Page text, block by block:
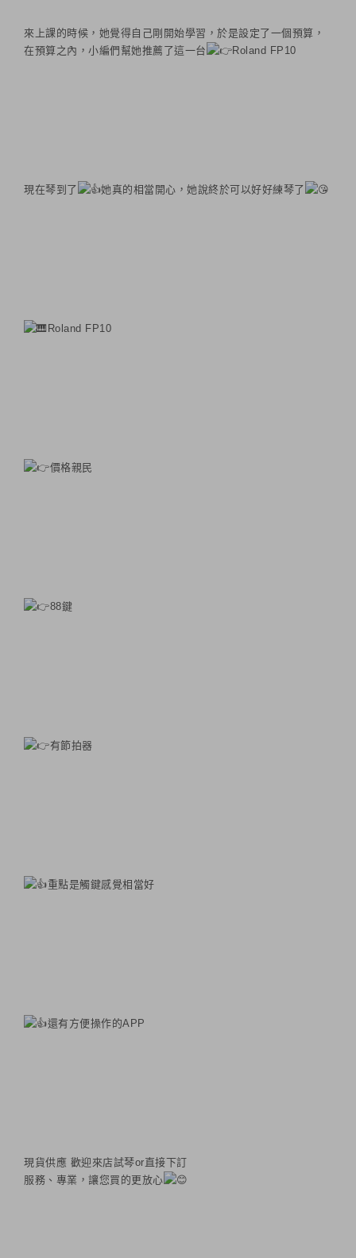
來上課的時候，她覺得自己剛開始學習，於是設定了一個預算，
在預算之內，小編們幫她推薦了這一台
Roland FP10
現在琴到了 她真的相當開心，她說終於可以好好練琴了
Roland FP10
價格親民
88鍵
有節拍器
重點是觸鍵感覺相當好
還有方便操作的APP
現貨供應 歡迎來店試琴or直接下訂
服務、專業，讓您買的更放心